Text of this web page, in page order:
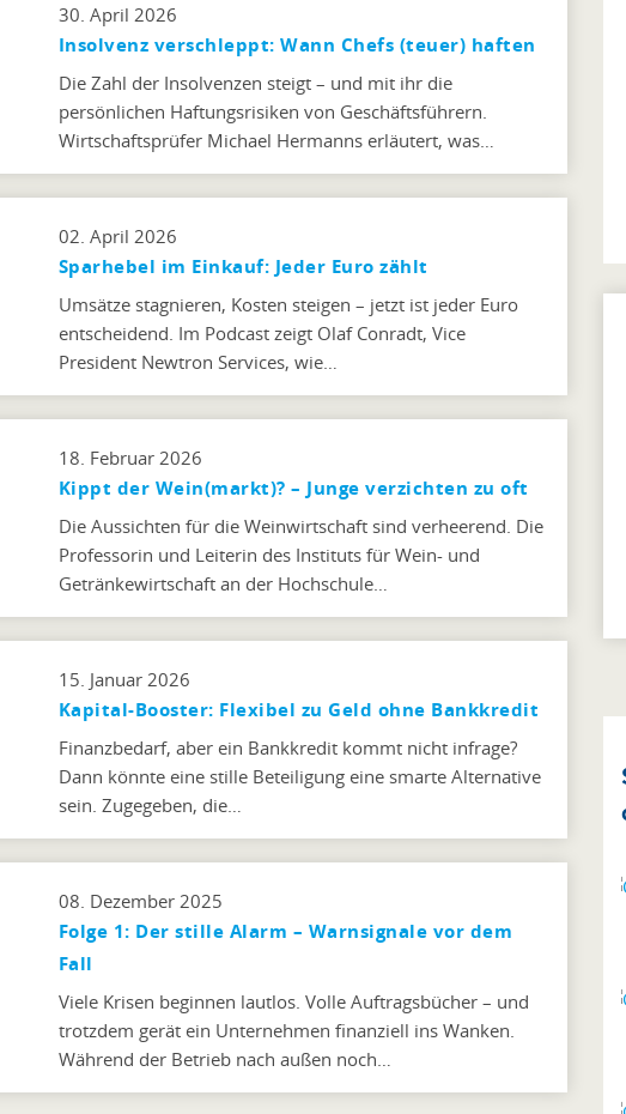
30. April 2026
Insolvenz verschleppt: Wann Chefs (teuer) haften
Die Zahl der Insolvenzen steigt – und mit ihr die
persönlichen Haftungsrisiken von Geschäftsführern.
Wirtschaftsprüfer Michael Hermanns erläutert, was…
02. April 2026
Sparhebel im Einkauf: Jeder Euro zählt
Umsätze stagnieren, Kosten steigen – jetzt ist jeder Euro
entscheidend. Im Podcast zeigt Olaf Conradt, Vice
President Newtron Services, wie…
18. Februar 2026
Kippt der Wein(markt)? – Junge verzichten zu oft
Die Aussichten für die Weinwirtschaft sind verheerend. Die
Professorin und Leiterin des Instituts für Wein- und
Getränkewirtschaft an der Hochschule…
15. Januar 2026
Kapital-Booster: Flexibel zu Geld ohne Bankkredit
Finanzbedarf, aber ein Bankkredit kommt nicht infrage?
Dann könnte eine stille Beteiligung eine smarte Alternative
sein. Zugegeben, die…
08. Dezember 2025
Folge 1: Der stille Alarm – Warnsignale vor dem
Fall
Viele Krisen beginnen lautlos. Volle Auftragsbücher – und
trotzdem gerät ein Unternehmen finanziell ins Wanken.
Während der Betrieb nach außen noch…